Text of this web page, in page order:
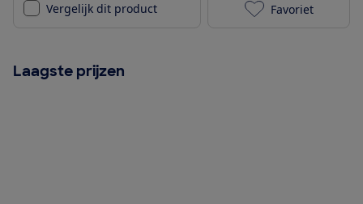
Vergelijk dit product Bosch
Favoriet
Laagste prijzen